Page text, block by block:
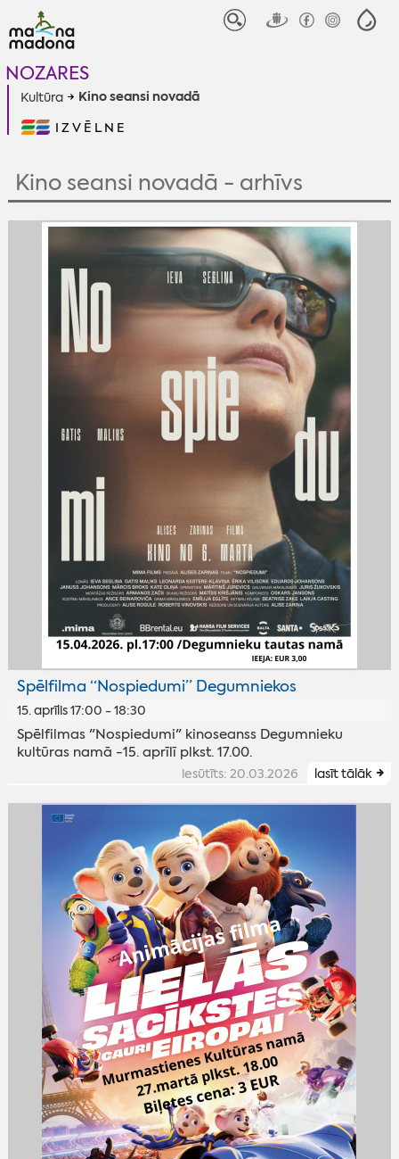
NOZARES
Kultūra Kino seansi novadā
IZVĒLNE
Kino seansi novadā - arhīvs
Spēlfilma “Nospiedumi” Degumniekos
15. aprīlis 17:00 - 18:30
Spēlfilmas "Nospiedumi" kinoseanss Degumnieku
kultūras namā -15. aprīlī plkst. 17.00.
iesūtīts: 20.03.2026 lasīt tālāk